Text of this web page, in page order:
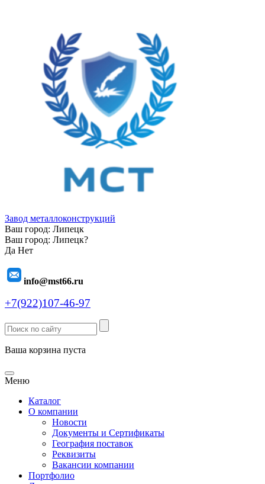
Завод металлоконструкций
Ваш город: Липецк
Ваш город: Липецк?
Да Нет
info@mst66.ru
+7(922)107-46-97
Ваша корзина пуста
Меню
Каталог
О компании
Новости
Документы и Сертификаты
География поставок
Реквизиты
Вакансии компании
Портфолио